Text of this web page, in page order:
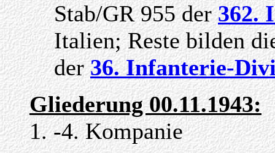
Stab/GR 955 der362.
Italien; Reste bilden
der36. Infanterie-
Gliederung 00.11.1943:
1. -4. Kompanie